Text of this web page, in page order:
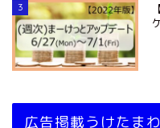
3
広告掲載うけたま